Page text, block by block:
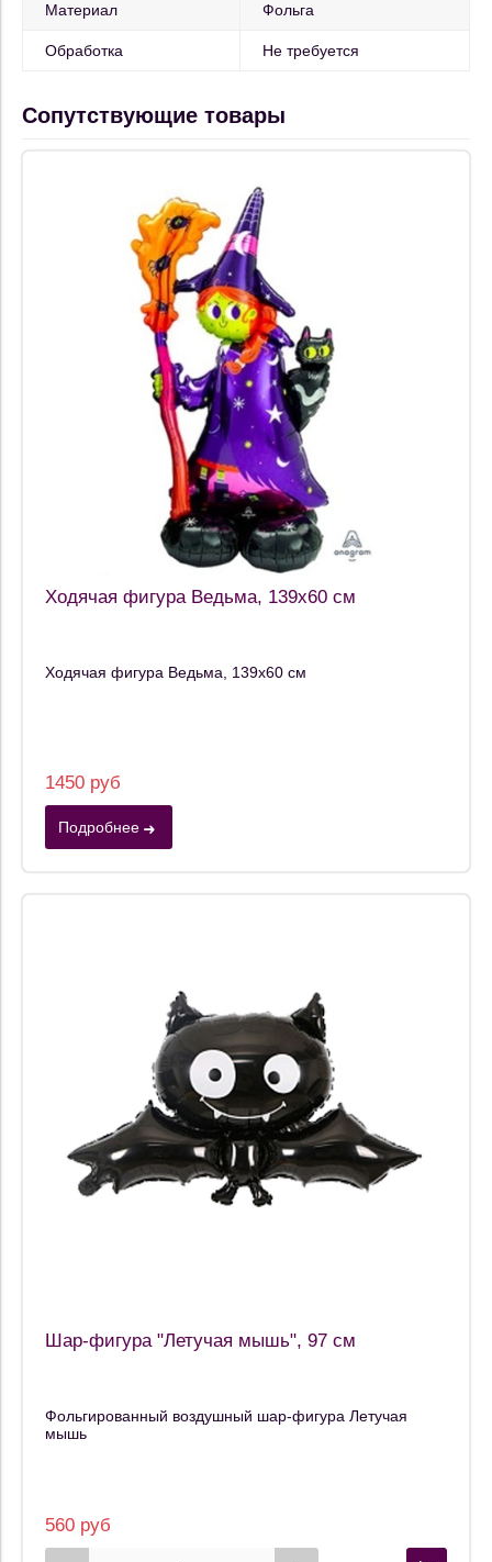
Материал Фольга
Обработка Не требуется
Сопутствующие товары
Ходячая фигура Ведьма, 139х60 см
Ходячая фигура Ведьма, 139х60 см
1450 руб
Подробнее
Шар-фигура "Летучая мышь", 97 см
Фольгированный воздушный шар-фигура Летучая
мышь
560 руб